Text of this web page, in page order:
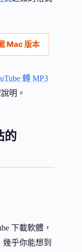
Mac 版本
轉 MP3
明。
的
下載軟體，
幾乎你能想到